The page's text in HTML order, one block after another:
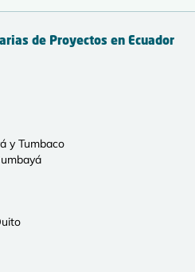
de Proyectos en Ecuador
y Tumbaco